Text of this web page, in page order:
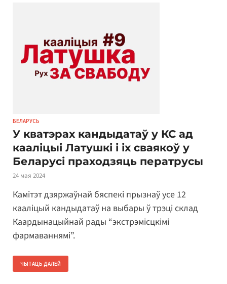
БЕЛАРУСЬ
У кватэрах кандыдатаў у КС ад
кааліцыі Латушкі і іх сваякоў у
Беларусі праходзяць ператрусы
24 мая 2024
Камітэт дзяржаўнай бяспекі прызнаў усе 12
кааліцый кандыдатаў на выбары ў трэці склад
Каардынацыйнай рады “экстрэмісцкімі
фармаваннямі”.
ЧЫТАЦЬ ДАЛЕЙ